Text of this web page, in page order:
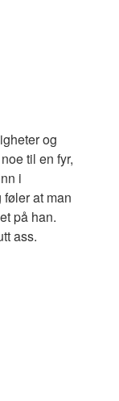
og
til en fyr,
i
at man
på han.
ass.